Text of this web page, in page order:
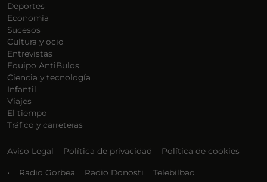
Deportes
Economía
Sucesos
Cultura y ocio
Entrevistas
Equipo AntiBulos
Ciencia y tecnología
Infantil
Viajes
El tiempo
Tráfico y carreteras
Aviso Legal Política de privacidad Política de cookies
• Radio Gorbea Radio Donosti Telebilbao